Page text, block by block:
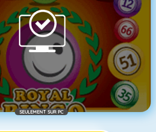
SEULEMENT SUR PC